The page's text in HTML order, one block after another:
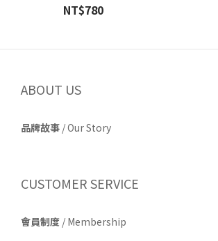
NT$780
ABOUT US
品牌故事 /Our Story
CUSTOMER SERVICE
會員制度 / Membership